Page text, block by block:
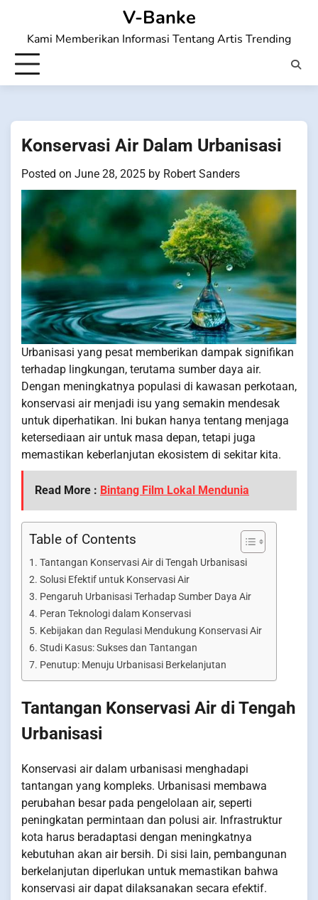
content
V-Banke
Kami Memberikan Informasi Tentang Artis Trending
Konservasi Air Dalam Urbanisasi
Posted on June 28, 2025 by Robert Sanders
Urbanisasi yang pesat memberikan dampak signifikan
terhadap lingkungan, terutama sumber daya air.
Dengan meningkatnya populasi di kawasan perkotaan,
konservasi air menjadi isu yang semakin mendesak
untuk diperhatikan. Ini bukan hanya tentang menjaga
ketersediaan air untuk masa depan, tetapi juga
memastikan keberlanjutan ekosistem di sekitar kita.
Read More : Bintang Film Lokal Mendunia
Table of Contents
Tantangan Konservasi Air di Tengah Urbanisasi
Solusi Efektif untuk Konservasi Air
Pengaruh Urbanisasi Terhadap Sumber Daya Air
Peran Teknologi dalam Konservasi
Kebijakan dan Regulasi Mendukung Konservasi Air
Studi Kasus: Sukses dan Tantangan
Penutup: Menuju Urbanisasi Berkelanjutan
Tantangan Konservasi Air di Tengah
Urbanisasi
Konservasi air dalam urbanisasi menghadapi
tantangan yang kompleks. Urbanisasi membawa
perubahan besar pada pengelolaan air, seperti
peningkatan permintaan dan polusi air. Infrastruktur
kota harus beradaptasi dengan meningkatnya
kebutuhan akan air bersih. Di sisi lain, pembangunan
berkelanjutan diperlukan untuk memastikan bahwa
konservasi air dapat dilaksanakan secara efektif.